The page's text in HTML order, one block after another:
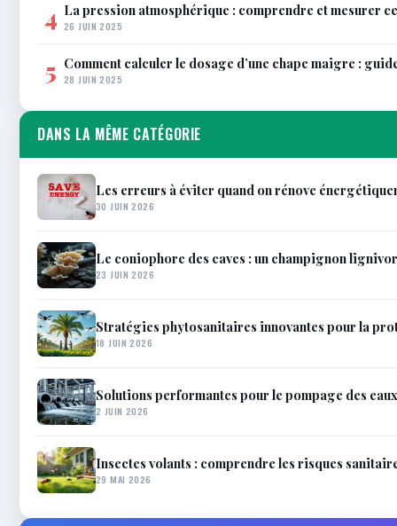
4 La pression atmosphérique : comprendre et mesurer
26 JUIN 2025
5 Comment calculer le dosage d’une chape maigre :
28 JUIN 2025
DANS LA MÊME CATÉGORIE
Les erreurs à éviter quand on rénove
30 JUIN 2026
Le coniophore des caves : un champignon
23 JUIN 2026
Stratégies phytosanitaires innovantes pour la
18 JUIN 2026
Solutions performantes pour le pompage des
2 JUIN 2026
Insectes volants : comprendre les risques
29 MAI 2026